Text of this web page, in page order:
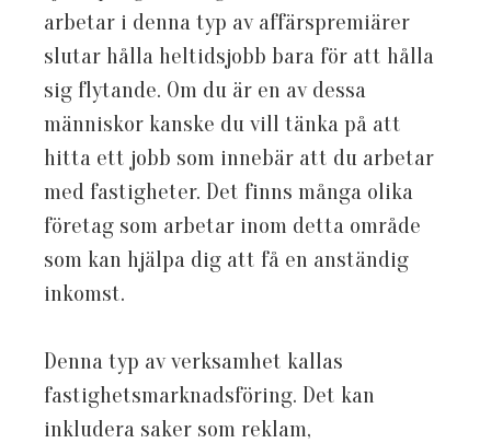
arbetar i denna typ av affärspremiärer
slutar hålla heltidsjobb bara för att hålla
sig flytande. Om du är en av dessa
människor kanske du vill tänka på att
hitta ett jobb som innebär att du arbetar
med fastigheter. Det finns många olika
företag som arbetar inom detta område
som kan hjälpa dig att få en anständig
inkomst.
Denna typ av verksamhet kallas
fastighetsmarknadsföring. Det kan
inkludera saker som reklam,